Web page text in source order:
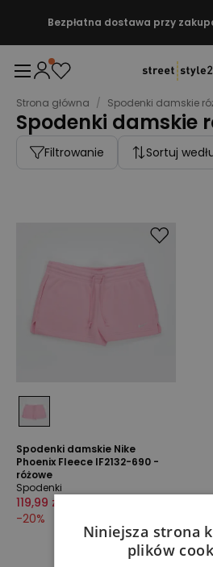
Bezpłatna dostawa przy
Strona główna / Spodenki damskie
Spodenki damskie
Filtrowanie
Sortuj
Spodenki damskie Nike
Phoenix Fleece IF2132-690 -
różowe
Spodenki
119,99 zł
-20%
Niniejsza strona
plików